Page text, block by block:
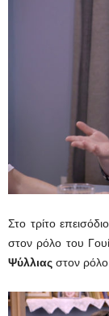
Στο τρίτο
στον ρόλο του
Ψύλλιας στον